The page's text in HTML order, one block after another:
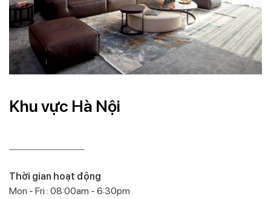
Khu vực Hà Nội
Thời gian hoạt động
Mon - Fri : 08:00am - 6:30pm